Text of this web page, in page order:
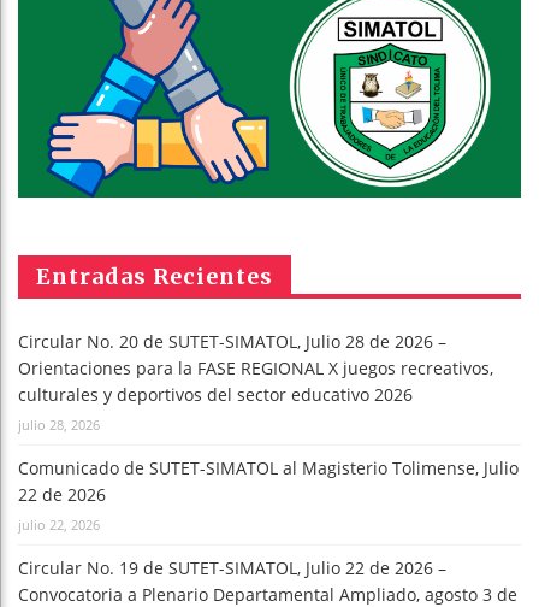
Entradas Recientes
Circular No. 20 de SUTET-SIMATOL, Julio 28 de 2026 –
Orientaciones para la FASE REGIONAL X juegos recreativos,
culturales y deportivos del sector educativo 2026
julio 28, 2026
Comunicado de SUTET-SIMATOL al Magisterio Tolimense, Julio
22 de 2026
julio 22, 2026
Circular No. 19 de SUTET-SIMATOL, Julio 22 de 2026 –
Convocatoria a Plenario Departamental Ampliado, agosto 3 de